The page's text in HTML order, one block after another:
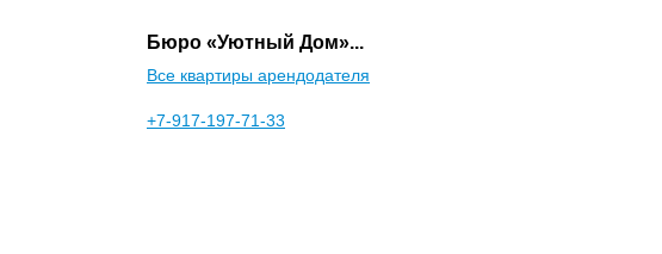
Бюро «Уютный Дом»...
Все квартиры арендодателя
+7-917-197-71-33